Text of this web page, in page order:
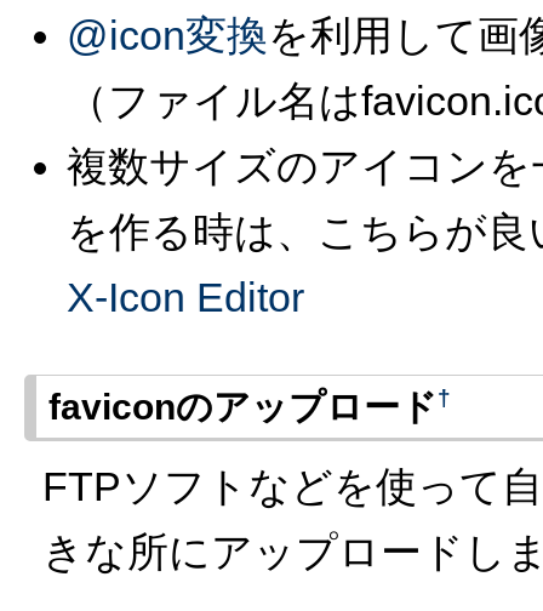
@icon変換を利用して画
（ファイル名は
複数サイズのアイコン
を作る時は、こちらが良
X-Icon Editor
faviconのアップロード†
FTPソフトなどを使って
きな所にアップロードし